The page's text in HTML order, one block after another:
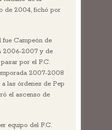
de 2004, fichó por
fue Campeón de
2006-2007 y de
por el F.C.
2007-2008
las órdenes de Pep
el ascenso de
equipo del F.C.